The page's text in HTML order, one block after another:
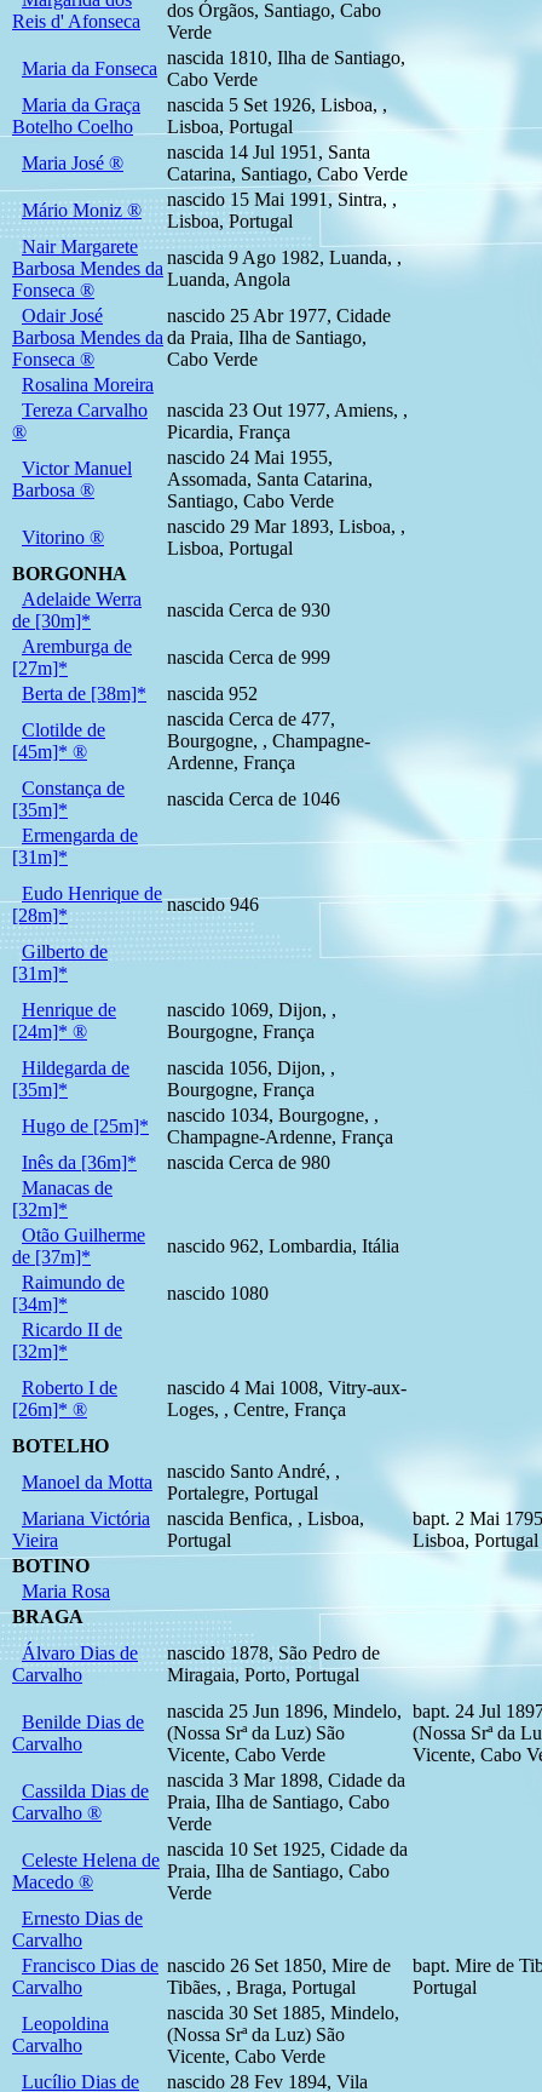
Reis d' Afonseca
dos Órgãos, Santiago, Cabo
Verde
Maria da Fonseca
nascida 1810, Ilha de Santiago,
Cabo Verde
Maria da Graça
Botelho Coelho
nascida 5 Set 1926, Lisboa, ,
Lisboa, Portugal
Maria José ®
nascida 14 Jul 1951, Santa
Catarina, Santiago, Cabo Verde
Mário Moniz ®
nascido 15 Mai 1991, Sintra, ,
Lisboa, Portugal
Nair Margarete
Barbosa Mendes da
Fonseca ®
nascida 9 Ago 1982, Luanda, ,
Luanda, Angola
Odair José
Barbosa Mendes da
Fonseca ®
nascido 25 Abr 1977, Cidade
da Praia, Ilha de Santiago,
Cabo Verde
Rosalina Moreira
Tereza Carvalho
®
nascida 23 Out 1977, Amiens, ,
Picardia, França
Victor Manuel
Barbosa ®
nascido 24 Mai 1955,
Assomada, Santa Catarina,
Santiago, Cabo Verde
Vitorino ®
nascido 29 Mar 1893, Lisboa, ,
Lisboa, Portugal
BORGONHA
Adelaide Werra
de [30m]*
nascida Cerca de 930
Aremburga de
[27m]*
nascida Cerca de 999
Berta de [38m]*
nascida 952
Clotilde de
[45m]* ®
nascida Cerca de 477,
Bourgogne, , Champagne-
Ardenne, França
Constança de
[35m]*
nascida Cerca de 1046
Ermengarda de
[31m]*
Eudo Henrique de
[28m]*
nascido 946
Gilberto de
[31m]*
Henrique de
[24m]* ®
nascido 1069, Dijon, ,
Bourgogne, França
Hildegarda de
[35m]*
nascida 1056, Dijon, ,
Bourgogne, França
Hugo de [25m]*
nascido 1034, Bourgogne, ,
Champagne-Ardenne, França
Inês da [36m]*
nascida Cerca de 980
Manacas de
[32m]*
Otão Guilherme
de [37m]*
nascido 962, Lombardia, Itália
Raimundo de
[34m]*
nascido 1080
Ricardo II de
[32m]*
Roberto I de
[26m]* ®
nascido 4 Mai 1008, Vitry-aux-
Loges, , Centre, França
BOTELHO
Manoel da Motta
nascido Santo André, ,
Portalegre, Portugal
Mariana Victória
Vieira
nascida Benfica, , Lisboa,
Portugal
bapt. 2 Mai
Lisboa, Portugal
BOTINO
Maria Rosa
BRAGA
Álvaro Dias de
Carvalho
nascido 1878, São Pedro de
Miragaia, Porto, Portugal
Benilde Dias de
Carvalho
nascida 25 Jun 1896, Mindelo,
(Nossa Srª da Luz) São
Vicente, Cabo Verde
bapt. 24 Jul
(Nossa Srª da
Vicente, Cabo
Cassilda Dias de
Carvalho ®
nascida 3 Mar 1898, Cidade da
Praia, Ilha de Santiago, Cabo
Verde
Celeste Helena de
Macedo ®
nascida 10 Set 1925, Cidade da
Praia, Ilha de Santiago, Cabo
Verde
Ernesto Dias de
Carvalho
Francisco Dias de
Carvalho
nascido 26 Set 1850, Mire de
Tibães, , Braga, Portugal
bapt. Mire de
Portugal
Leopoldina
Carvalho
nascida 30 Set 1885, Mindelo,
(Nossa Srª da Luz) São
Vicente, Cabo Verde
Lucílio Dias de
nascido 28 Fev 1894, Vila